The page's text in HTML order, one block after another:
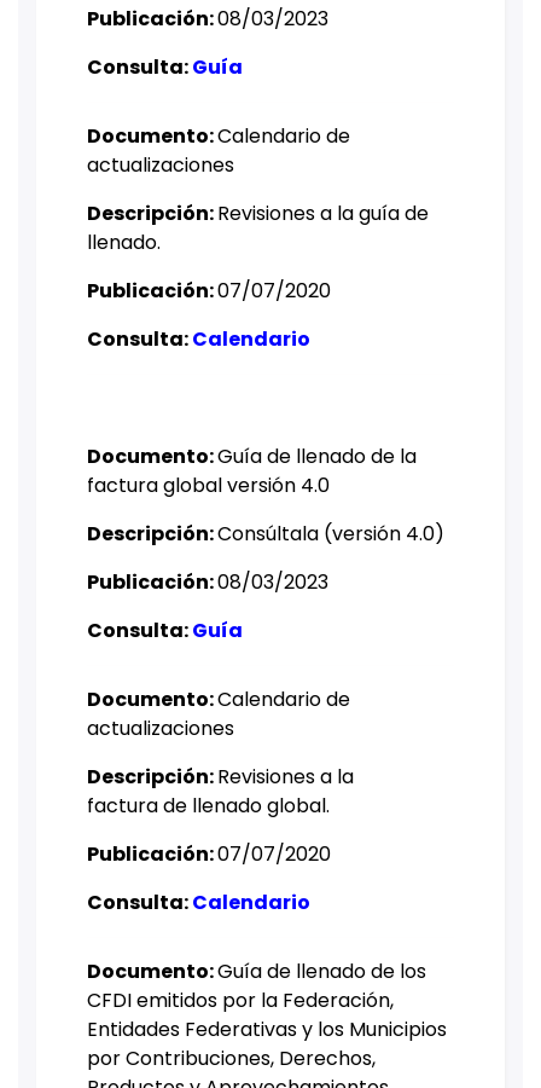
Publicación:08/03/2023
Consulta:Guía
Documento:Calendario de
actualizaciones
Descripción:Revisiones a la guía de
llenado.
Publicación:07/07/2020
Consulta:Calendario
Documento:Guía de llenado de la
factura global versión 4.0
Descripción:Consúltala (versión 4.0)
Publicación:08/03/2023
Consulta:Guía
Documento:Calendario de
actualizaciones
Descripción: ​​Revisiones a la
factura de llenado global.
Publicación:07/07/2020
Consulta:Calendario
Documento:Guía de llenado de los
CFDI emitidos por la Federación,
Entidades Federativas y los Municipios
por Contribuciones, Derechos,